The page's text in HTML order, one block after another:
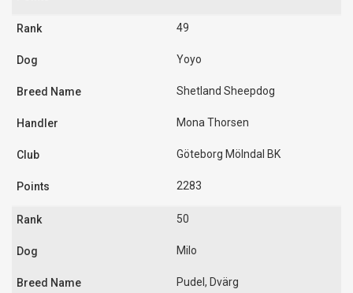
49
Yoyo
Shetland Sheepdog
Mona Thorsen
Göteborg Mölndal BK
2283
50
Milo
Pudel, Dvärg